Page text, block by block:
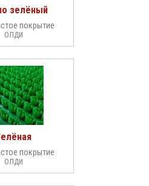
зелёный
покрытие
ОЛДИ
покрытие
ОЛДИ